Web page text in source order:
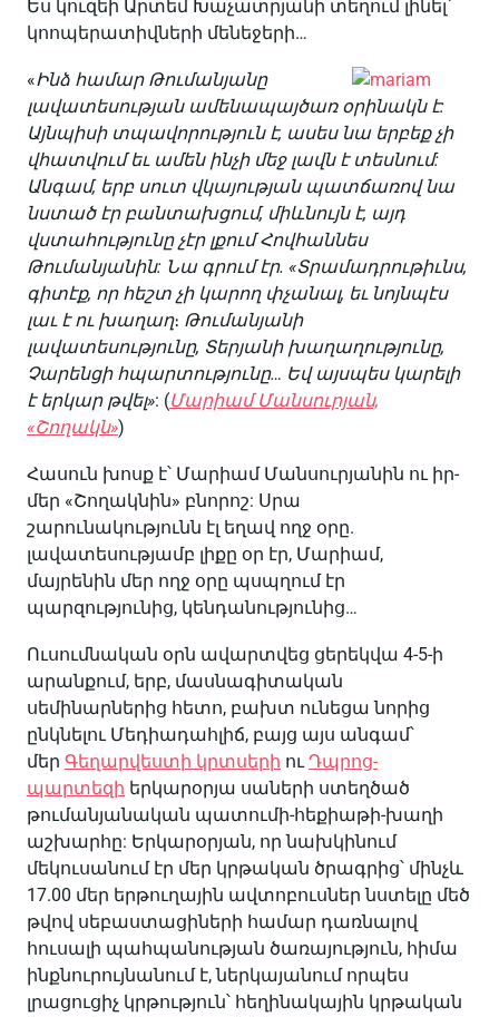
Ես կուզեի Արտեմ Խաչատրյանի տեղում լինել՝
կոոպերատիվների մենեջերի…
«Ինձ համար Թումանյանը
լավատեսության ամենապայծառ օրինակն է:
Այնպիսի տպավորություն է, ասես նա երբեք չի
վհատվում եւ ամեն ինչի մեջ լավն է տեսնում:
Անգամ, երբ սուտ վկայության պատճառով նա
նստած էր բանտախցում, միևնույն է, այդ
վստահությունը չէր լքում Հովհաննես
Թումանյանին: Նա գրում էր. «Տրամադրութիւնս,
գիտէք, որ հեշտ չի կարող փչանալ, եւ նոյնպէս
լաւ է ու խաղաղ։ Թումանյանի
լավատեսությունը, Տերյանի խաղաղությունը,
Չարենցի հպարտությունը… Եվ այսպես կարելի
է երկար թվել»: (Մարիամ Մանսուրյան,
«Շողակն»)
Հասուն խոսք է՝ Մարիամ Մանսուրյանին ու իր-
մեր «Շողակնին» բնորոշ: Սրա
շարունակությունն էլ եղավ ողջ օրը.
լավատեսությամբ լիքը օր էր, Մարիամ,
մայրենին մեր ողջ օրը պսպղում էր
պարզությունից, կենդանությունից…
Ուսումնական օրն ավարտվեց ցերեկվա 4-5-ի
արանքում, երբ, մասնագիտական
սեմինարներից հետո, բախտ ունեցա նորից
ընկնելու Մեդիադահլիճ, բայց այս անգամ՝
մեր Գեղարվեստի կրտսերի ուԴպրոց-
պարտեզի երկարօրյա սաների ստեղծած
թումանյանական պատումի-հեքիաթի-խաղի
աշխարհը: Երկարօրյան, որ նախկինում
մեկուսանում էր մեր կրթական ծրագրից՝ մինչև
17.00 մեր երթուղային ավտոբուսներ նստելը մեծ
թվով սեբաստացիների համար դառնալով
հուսալի պահպանության ծառայություն, հիմա
ինքնուրույնանում է, ներկայանում որպես
լրացուցիչ կրթություն՝ հեղինակային կրթական